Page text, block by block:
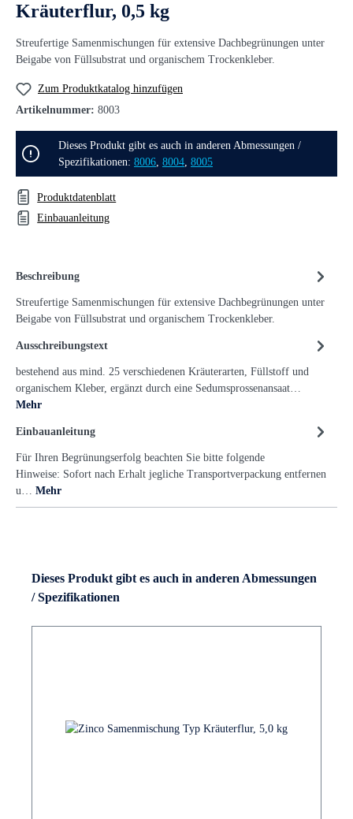
Kräuterflur, 0,5 kg
Streufertige Samenmischungen für extensive Dachbegrünungen unter
Beigabe von Füllsubstrat und organischem Trockenkleber.
Zum Produktkatalog hinzufügen
Artikelnummer: 8003
Dieses Produkt gibt es auch in anderen Abmessungen /
Spezifikationen: 8006 8004 8005
Produktdatenblatt
Einbauanleitung
Beschreibung
Streufertige Samenmischungen für extensive Dachbegrünungen unter
Beigabe von Füllsubstrat und organischem Trockenkleber.
Ausschreibungstext
bestehend aus mind. 25 verschiedenen Kräuterarten, Füllstoff und
organischem Kleber, ergänzt durch eine Sedumsprossenansaat…
Mehr
Einbauanleitung
Für Ihren Begrünungserfolg beachten Sie bitte folgende
Hinweise: Sofort nach Erhalt jegliche Transportverpackung entfernen
u… Mehr
Dieses Produkt gibt es auch in anderen Abmessungen
/ Spezifikationen